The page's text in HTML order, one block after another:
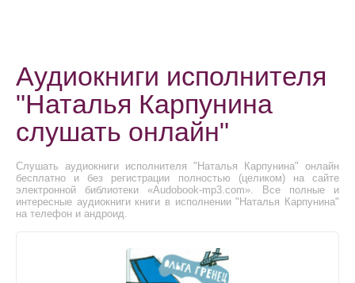
Аудиокниги исполнителя
"Наталья Карпунина
слушать онлайн"
Слушать аудиокниги исполнителя "Наталья Карпунина" онлайн
бесплатно и без регистрации полностью (целиком) на сайте
электронной библиотеки «Audobook-mp3.com». Все полные и
интересные аудиокниги книги в исполнении "Наталья Карпунина"
на телефон и андроид.